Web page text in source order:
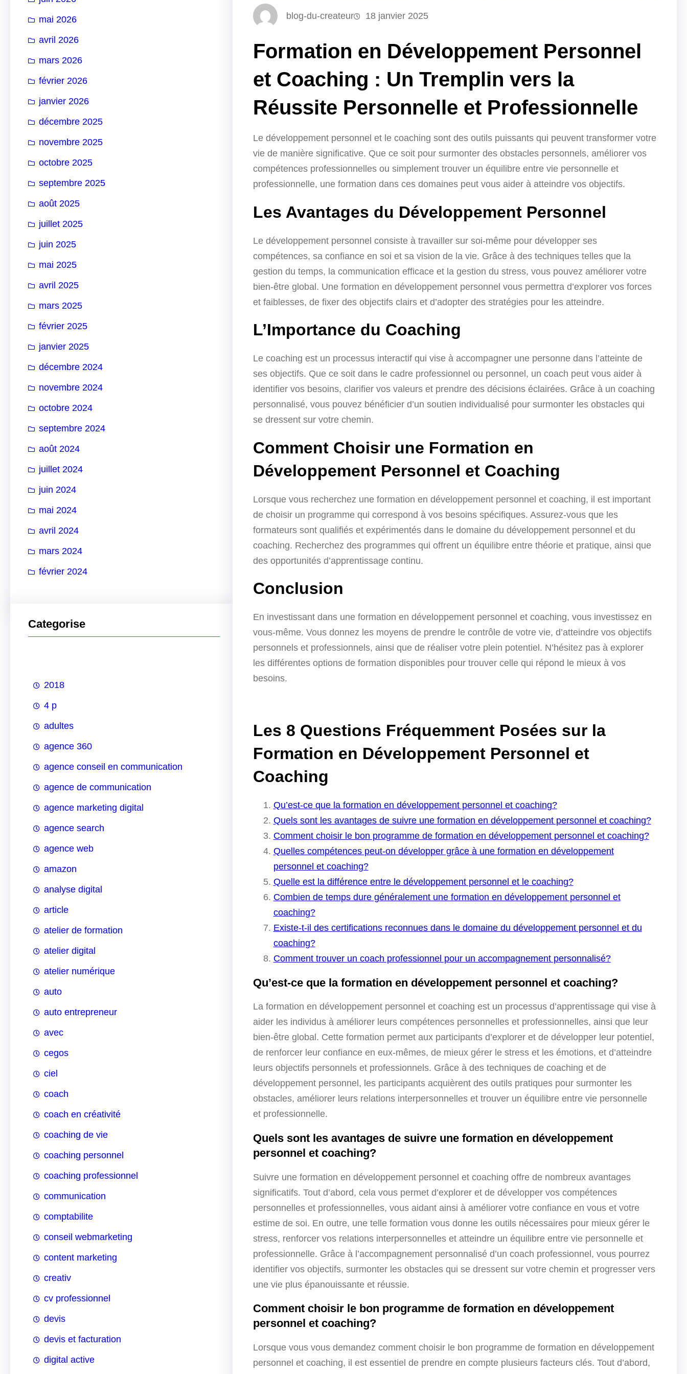
mai 2026
avril 2026
mars 2026
février 2026
janvier 2026
décembre 2025
novembre 2025
octobre 2025
septembre 2025
août 2025
juillet 2025
juin 2025
mai 2025
avril 2025
mars 2025
février 2025
janvier 2025
décembre 2024
novembre 2024
octobre 2024
septembre 2024
août 2024
juillet 2024
juin 2024
mai 2024
avril 2024
mars 2024
février 2024
Categorise
2018
4 p
adultes
agence 360
agence conseil en communication
agence de communication
agence marketing digital
agence search
agence web
amazon
analyse digital
article
atelier de formation
atelier digital
atelier numérique
auto
auto entrepreneur
avec
cegos
ciel
coach
coach en créativité
coaching de vie
coaching personnel
coaching professionnel
communication
comptabilite
conseil webmarketing
content marketing
creativ
cv professionnel
devis
devis et facturation
digital active
blog-du-createur 18 janvier 2025
Formation en Développement Personnel
et Coaching : Un Tremplin vers la
Réussite Personnelle et Professionnelle
Le développement personnel et le coaching sont des outils puissants qui peuvent transformer votre
vie de manière significative. Que ce soit pour surmonter des obstacles personnels, améliorer vos
compétences professionnelles ou simplement trouver un équilibre entre vie personnelle et
professionnelle, une formation dans ces domaines peut vous aider à atteindre vos objectifs.
Les Avantages du Développement Personnel
Le développement personnel consiste à travailler sur soi-même pour développer ses
compétences, sa confiance en soi et sa vision de la vie. Grâce à des techniques telles que la
gestion du temps, la communication efficace et la gestion du stress, vous pouvez améliorer votre
bien-être global. Une formation en développement personnel vous permettra d’explorer vos forces
et faiblesses, de fixer des objectifs clairs et d’adopter des stratégies pour les atteindre.
L’Importance du Coaching
Le coaching est un processus interactif qui vise à accompagner une personne dans l’atteinte de
ses objectifs. Que ce soit dans le cadre professionnel ou personnel, un coach peut vous aider à
identifier vos besoins, clarifier vos valeurs et prendre des décisions éclairées. Grâce à un coaching
personnalisé, vous pouvez bénéficier d’un soutien individualisé pour surmonter les obstacles qui
se dressent sur votre chemin.
Comment Choisir une Formation en
Développement Personnel et Coaching
Lorsque vous recherchez une formation en développement personnel et coaching, il est important
de choisir un programme qui correspond à vos besoins spécifiques. Assurez-vous que les
formateurs sont qualifiés et expérimentés dans le domaine du développement personnel et du
coaching. Recherchez des programmes qui offrent un équilibre entre théorie et pratique, ainsi que
des opportunités d’apprentissage continu.
Conclusion
En investissant dans une formation en développement personnel et coaching, vous investissez en
vous-même. Vous donnez les moyens de prendre le contrôle de votre vie, d’atteindre vos objectifs
personnels et professionnels, ainsi que de réaliser votre plein potentiel. N’hésitez pas à explorer
les différentes options de formation disponibles pour trouver celle qui répond le mieux à vos
besoins.
Les 8 Questions Fréquemment Posées sur la
Formation en Développement Personnel et
Coaching
Qu’est-ce que la formation en développement personnel et coaching?
Quels sont les avantages de suivre une formation en développement personnel et coaching?
Comment choisir le bon programme de formation en développement personnel et coaching?
Quelles compétences peut-on développer grâce à une formation en développement
personnel et coaching?
Quelle est la différence entre le développement personnel et le coaching?
Combien de temps dure généralement une formation en développement personnel et
coaching?
Existe-t-il des certifications reconnues dans le domaine du développement personnel et du
coaching?
Comment trouver un coach professionnel pour un accompagnement personnalisé?
Qu’est-ce que la formation en développement personnel et coaching?
La formation en développement personnel et coaching est un processus d’apprentissage qui vise à
aider les individus à améliorer leurs compétences personnelles et professionnelles, ainsi que leur
bien-être global. Cette formation permet aux participants d’explorer et de développer leur potentiel,
de renforcer leur confiance en eux-mêmes, de mieux gérer le stress et les émotions, et d’atteindre
leurs objectifs personnels et professionnels. Grâce à des techniques de coaching et de
développement personnel, les participants acquièrent des outils pratiques pour surmonter les
obstacles, améliorer leurs relations interpersonnelles et trouver un équilibre entre vie personnelle
et professionnelle.
Quels sont les avantages de suivre une formation en développement
personnel et coaching?
Suivre une formation en développement personnel et coaching offre de nombreux avantages
significatifs. Tout d’abord, cela vous permet d’explorer et de développer vos compétences
personnelles et professionnelles, vous aidant ainsi à améliorer votre confiance en vous et votre
estime de soi. En outre, une telle formation vous donne les outils nécessaires pour mieux gérer le
stress, renforcer vos relations interpersonnelles et atteindre un équilibre entre vie personnelle et
professionnelle. Grâce à l’accompagnement personnalisé d’un coach professionnel, vous pourrez
identifier vos objectifs, surmonter les obstacles qui se dressent sur votre chemin et progresser vers
une vie plus épanouissante et réussie.
Comment choisir le bon programme de formation en développement
personnel et coaching?
Lorsque vous vous demandez comment choisir le bon programme de formation en développement
personnel et coaching, il est essentiel de prendre en compte plusieurs facteurs clés. Tout d’abord,